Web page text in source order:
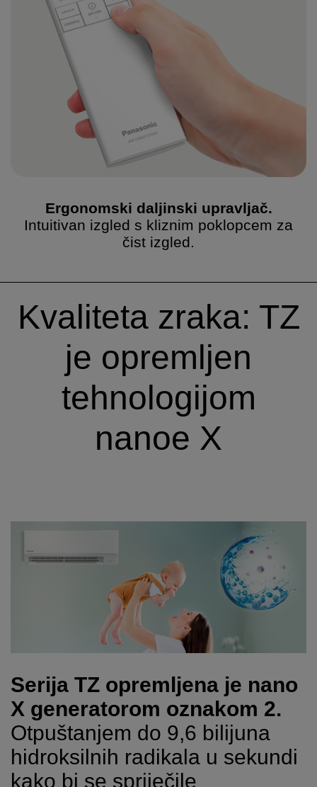
Ergonomski daljinski upravljač.
Intuitivan izgled s kliznim poklopcem za
čist izgled.
Kvaliteta zraka: TZ
je opremljen
tehnologijom
nanoe️ X
Serija TZ opremljena je nano
X generatorom oznakom 2.
Otpuštanjem do 9,6 bilijuna
hidroksilnih radikala u sekundi
kako bi se spriječile